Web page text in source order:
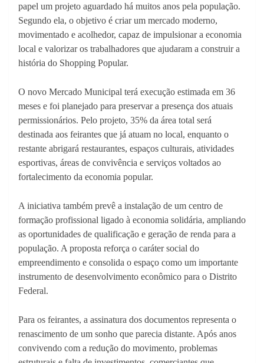
papel um projeto aguardado há muitos anos pela população.
Segundo ela, o objetivo é criar um mercado moderno,
movimentado e acolhedor, capaz de impulsionar a economia
local e valorizar os trabalhadores que ajudaram a construir a
história do Shopping Popular.
O novo Mercado Municipal terá execução estimada em 36
meses e foi planejado para preservar a presença dos atuais
permissionários. Pelo projeto, 35% da área total será
destinada aos feirantes que já atuam no local, enquanto o
restante abrigará restaurantes, espaços culturais, atividades
esportivas, áreas de convivência e serviços voltados ao
fortalecimento da economia popular.
A iniciativa também prevê a instalação de um centro de
formação profissional ligado à economia solidária, ampliando
as oportunidades de qualificação e geração de renda para a
população. A proposta reforça o caráter social do
empreendimento e consolida o espaço como um importante
instrumento de desenvolvimento econômico para o Distrito
Federal.
Para os feirantes, a assinatura dos documentos representa o
renascimento de um sonho que parecia distante. Após anos
convivendo com a redução do movimento, problemas